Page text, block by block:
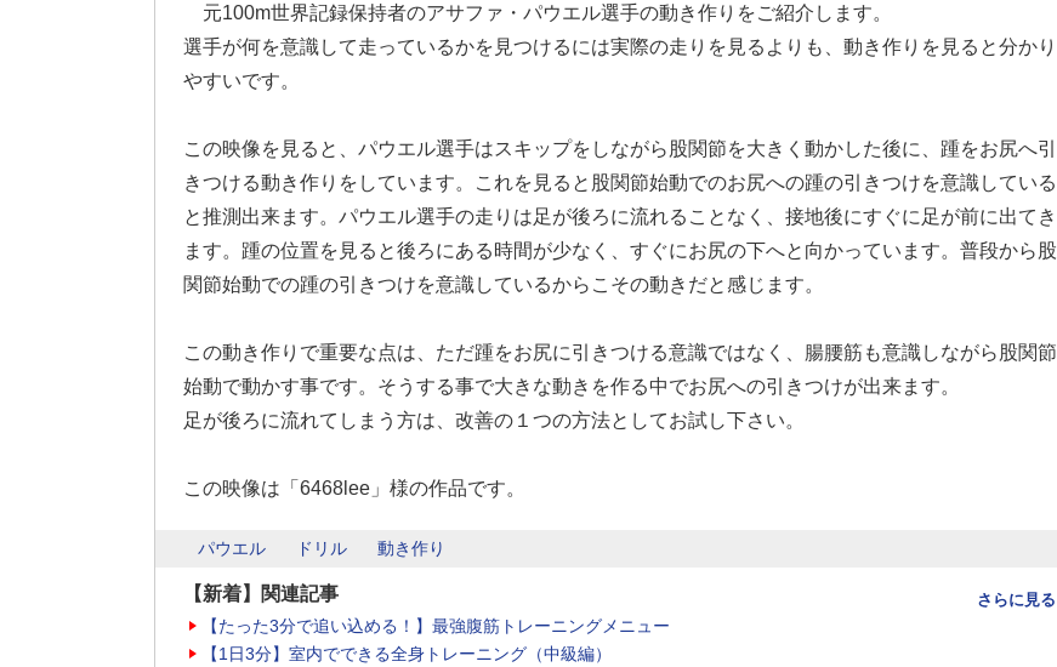
元100m世界記録保持者のアサファ・パウエル選手の動き作りをご紹介します。
選手が何を意識して走っているかを見つけるには実際の走りを見るよりも、動き作りを見ると分かり
やすいです。
この映像を見ると、パウエル選手はスキップをしながら股関節を大きく動かした後に、踵をお尻へ引
きつける動き作りをしています。これを見ると股関節始動でのお尻への踵の引きつけを意識している
と推測出来ます。パウエル選手の走りは足が後ろに流れることなく、接地後にすぐに足が前に出てき
ます。踵の位置を見ると後ろにある時間が少なく、すぐにお尻の下へと向かっています。普段から股
関節始動での踵の引きつけを意識しているからこその動きだと感じます。
この動き作りで重要な点は、ただ踵をお尻に引きつける意識ではなく、腸腰筋も意識しながら股関節
始動で動かす事です。そうする事で大きな動きを作る中でお尻への引きつけが出来ます。
足が後ろに流れてしまう方は、改善の１つの方法としてお試し下さい。
この映像は「6468lee」様の作品です。
パウエル ドリル 動き作り
【新着】関連記事 さらに見る
【たった3分で追い込める！】最強腹筋トレーニングメニュー
【1日3分】室内でできる全身トレーニング（中級編）